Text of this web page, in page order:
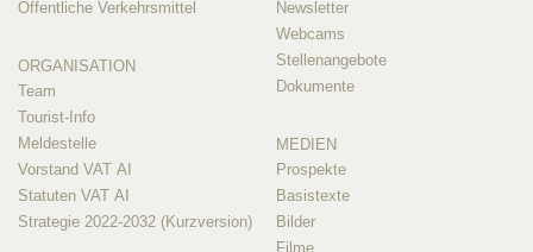
Öffentliche Verkehrsmittel
ORGANISATION
Team
Tourist-Info
Meldestelle
Vorstand VAT AI
Statuten VAT AI
Strategie 2022-2032 (Kurzversion)
Newsletter
Webcams
Stellenangebote
Dokumente
MEDIEN
Prospekte
Basistexte
Bilder
Filme